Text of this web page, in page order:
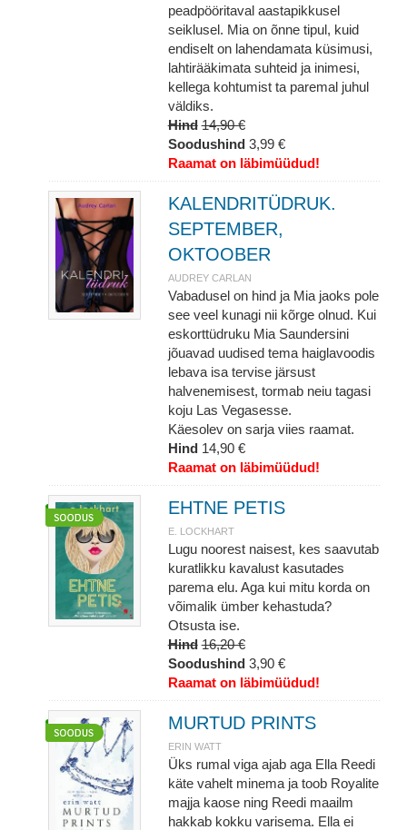
peadpööritaval aastapikkusel
seiklusel. Mia on õnne tipul, kuid
endiselt on lahendamata küsimusi,
lahtirääkimata suhteid ja inimesi,
kellega kohtumist ta paremal juhul
väldiks.
Hind 14,90 €
Soodushind 3,99 €
Raamat on läbimüüdud!
KALENDRITÜDRUK.
SEPTEMBER,
OKTOOBER
AUDREY CARLAN
Vabadusel on hind ja Mia jaoks pole
see veel kunagi nii kõrge olnud. Kui
eskorttüdruku Mia Saundersini
jõuavad uudised tema haiglavoodis
lebava isa tervise järsust
halvenemisest, tormab neiu tagasi
koju Las Vegasesse.
Käesolev on sarja viies raamat.
Hind 14,90 €
Raamat on läbimüüdud!
EHTNE PETIS
E. LOCKHART
Lugu noorest naisest, kes saavutab
kuratlikku kavalust kasutades
parema elu. Aga kui mitu korda on
võimalik ümber kehastuda?
Otsusta ise.
Hind 16,20 €
Soodushind 3,90 €
Raamat on läbimüüdud!
MURTUD PRINTS
ERIN WATT
Üks rumal viga ajab aga Ella Reedi
käte vahelt minema ja toob Royalite
majja kaose ning Reedi maailm
hakkab kokku varisema. Ella ei